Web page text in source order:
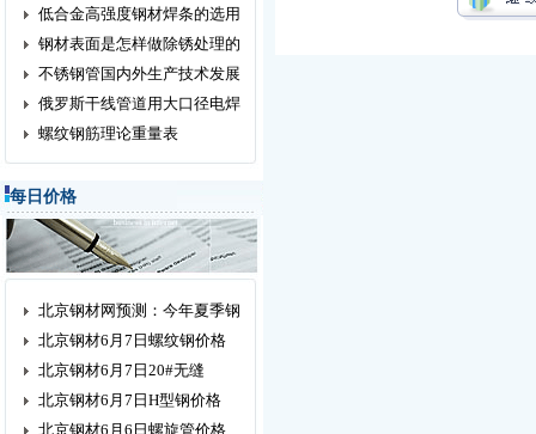
低合金高强度钢材焊条的选用
钢材表面是怎样做除锈处理的
不锈钢管国内外生产技术发展
俄罗斯干线管道用大口径电焊
螺纹钢筋理论重量表
每日价格
北京钢材网预测：今年夏季钢
北京钢材6月7日螺纹钢价格
北京钢材6月7日20#无缝
北京钢材6月7日H型钢价格
北京钢材6月6日螺旋管价格